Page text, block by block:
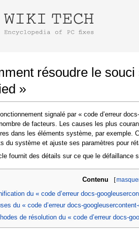
résoudre le
»
signalé par « code d’erreur
de facteurs. Les causes les plus
dans les éléments système, par exemple.
du système et ajuste ses paramètres pour
fournit des détails sur ce que le défaillance
Contenu [
du « code d’erreur docs-
du « code d’erreur docs-
de résolution du « code d’erreur docs-
télécharger avec